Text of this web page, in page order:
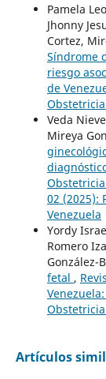
Pamela
Jhonny
Cortez,
Síndrome
riesgo
de
Veda
Mireya
02 (2025):
Venezuela
Yordy
Romero
González-
fetal ,
Artículos